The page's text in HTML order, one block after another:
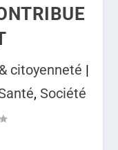
citoyenneté |
, Société